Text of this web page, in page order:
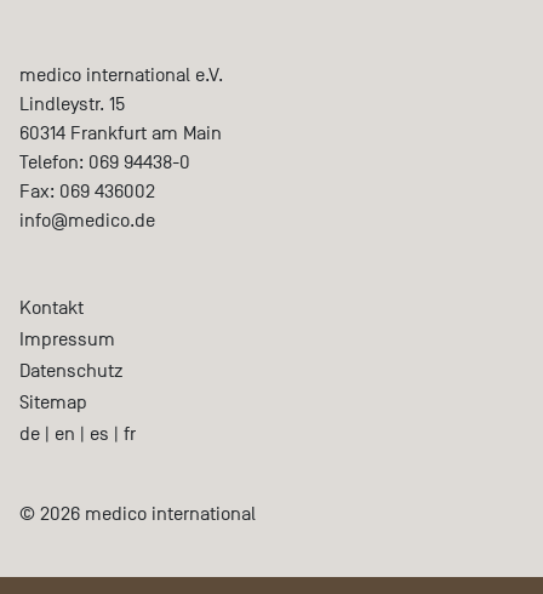
medico international e.V.
Lindleystr. 15
60314 Frankfurt am Main
Telefon: 069 94438-0
Fax: 069 436002
info@medico.de
Kontakt
Impressum
Datenschutz
Sitemap
de | en | es | fr
© 2026 medico international